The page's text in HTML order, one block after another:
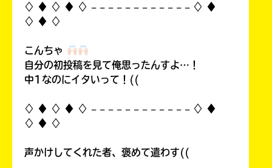
♢ ♦︎ ♢ ♦︎ ♢ 𓐄 𓐄 𓐄 𓐄 𓐄 𓐄 𓐄 𓐄 𓐄 𓐄 𓐄 𓐄 ♢ ♦︎
♢ ♦︎ ♢
こんちゃ
自分の初投稿を見て俺思ったんすよ…！
中1なのにイタいって！((
♢ ♦︎ ♢ ♦︎ ♢ 𓐄 𓐄 𓐄 𓐄 𓐄 𓐄 𓐄 𓐄 𓐄 𓐄 𓐄 𓐄 ♢ ♦︎
♢ ♦︎ ♢
声かけしてくれた者、褒めて遣わす((